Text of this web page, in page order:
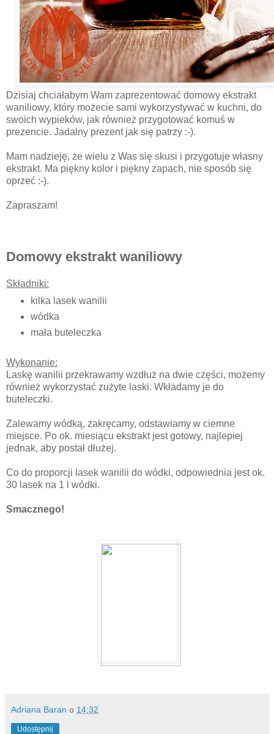
Dzisiaj chciałabym Wam zaprezentować domowy ekstrakt
waniliowy, który możecie sami wykorzystywać w kuchni, do
swoich wypieków, jak również przygotować komuś w
prezencie. Jadalny prezent jak się patrzy :-).
Mam nadzieję, że wielu z Was się skusi i przygotuje własny
ekstrakt. Ma piękny kolor i piękny zapach, nie sposób się
oprzeć :-).
Zapraszam!
Domowy ekstrakt waniliowy
Składniki:
kilka lasek wanilii
wódka
mała buteleczka
Wykonanie:
Laskę wanilii przekrawamy wzdłuż na dwie części, możemy
również wykorzystać zużyte laski. Wkładamy je do
buteleczki.
Zalewamy wódką, zakręcamy, odstawiamy w ciemne
miejsce. Po ok. miesiącu ekstrakt jest gotowy, najlepiej
jednak, aby postał dłużej.
Co do proporcji lasek wanilii do wódki, odpowiednia jest ok.
30 lasek na 1 l wódki.
Smacznego!
Adriana Baran o 14:32
Udostępnij